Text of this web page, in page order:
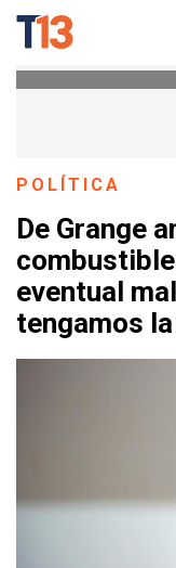
POLÍTICA
De Grange
eventual
tengamos